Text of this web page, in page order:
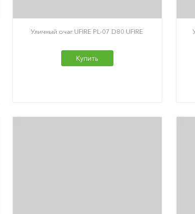
Уличный очаг UFIRE PL-07 D80 UFIRE
Купить